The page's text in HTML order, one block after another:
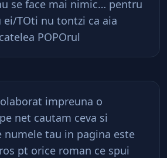
se face mai nimic… pentru
TOti nu tontzi ca aia
POPOrul
impreuna o
net cautam ceva si
numele tau in pagina este
pt orice roman ce spui